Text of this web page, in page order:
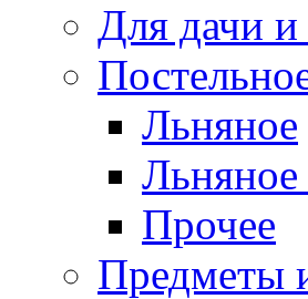
Для дачи и
Льняное
Прочее
Предметы